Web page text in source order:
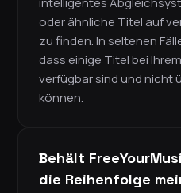
oder ähnliche Titel auf
zu finden. In seltenen
dass einige Titel bei
verfügbar sind und nicht
können.
Behält
die Reihenfolge